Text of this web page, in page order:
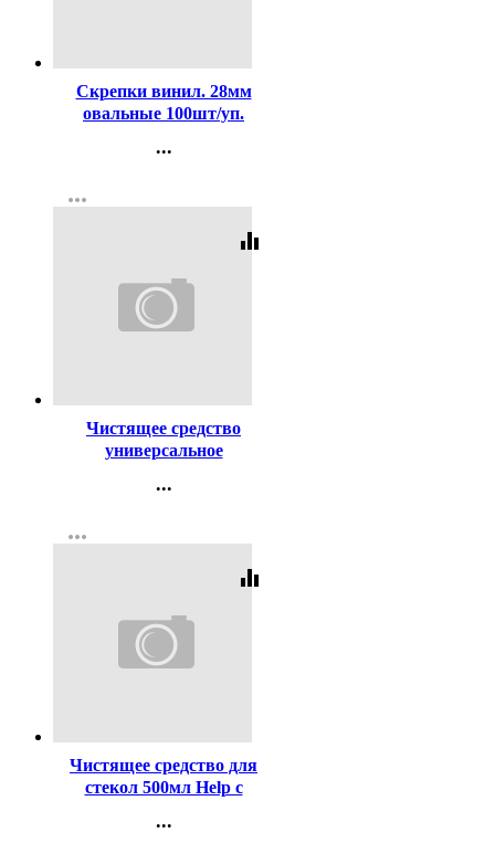
Скрепки винил. 28мм
овальные 100шт/уп.
арт.4135324
...
Регистрация
more_horiz
equalizer
Чистящее средство
универсальное
Морской Бриз
...
Регистрация
more_horiz
equalizer
Чистящее средство для
стекол 500мл Help с
спирт
...